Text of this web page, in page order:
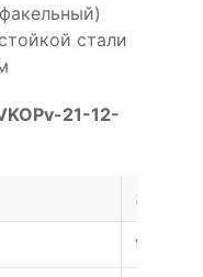
стали
21-12-
VKOPv-